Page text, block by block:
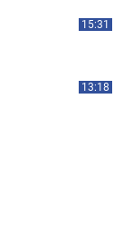
15:31
13:18